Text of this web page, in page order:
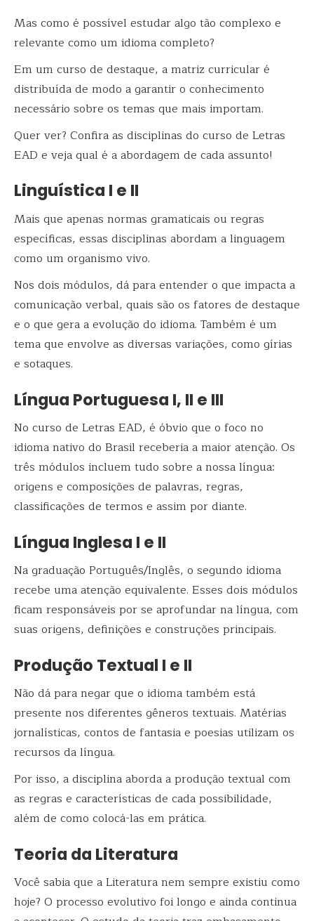
Mas como é possível estudar algo tão complexo e
relevante como um idioma completo?
Em um curso de destaque, a matriz curricular é
distribuída de modo a garantir o conhecimento
necessário sobre os temas que mais importam.
Quer ver? Confira as disciplinas do curso de Letras
EAD e veja qual é a abordagem de cada assunto!
Linguística I e II
Mais que apenas normas gramaticais ou regras
específicas, essas disciplinas abordam a linguagem
como um organismo vivo.
Nos dois módulos, dá para entender o que impacta a
comunicação verbal, quais são os fatores de destaque
e o que gera a evolução do idioma. Também é um
tema que envolve as diversas variações, como gírias
e sotaques.
Língua Portuguesa I, II e III
No curso de Letras EAD, é óbvio que o foco no
idioma nativo do Brasil receberia a maior atenção. Os
três módulos incluem tudo sobre a nossa língua:
origens e composições de palavras, regras,
classificações de termos e assim por diante.
Língua Inglesa I e II
Na graduação Português/Inglês, o segundo idioma
recebe uma atenção equivalente. Esses dois módulos
ficam responsáveis por se aprofundar na língua, com
suas origens, definições e construções principais.
Produção Textual I e II
Não dá para negar que o idioma também está
presente nos diferentes gêneros textuais. Matérias
jornalísticas, contos de fantasia e poesias utilizam os
recursos da língua.
Por isso, a disciplina aborda a produção textual com
as regras e características de cada possibilidade,
além de como colocá-las em prática.
Teoria da Literatura
Você sabia que a Literatura nem sempre existiu como
hoje? O processo evolutivo foi longo e ainda continua